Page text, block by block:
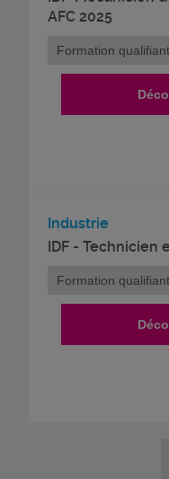
AFC 2025
Formation
Industrie
IDF - Technicien
Formation